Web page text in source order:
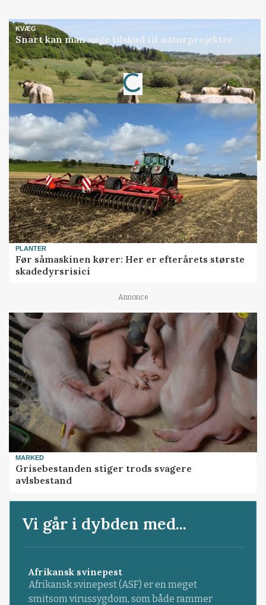
KVÆG
Snart kan man søge tilskud til naturprojekter
Annonce
Loading...
PLANTER
Før såmaskinen kører: Her er efterårets største
skadedyrsrisici
Annonce
MARKED
Grisebestanden stiger trods svagere
avlsbestand
Vi går i dybden med...
Afrikansk svinepest
Afrikansk svinepest (ASF) er en meget
smitsom virussygdom, som både rammer